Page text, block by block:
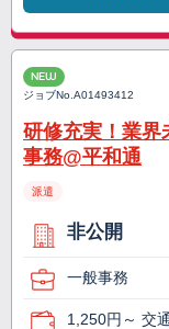
NEW
ジョブNo.A01493412
研修充実！業界
事務@平和通
派遣
非公開
一般事務
1,250円～ 交